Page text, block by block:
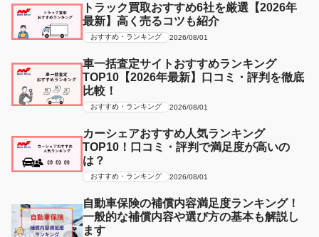
トラック買取おすすめ6社を厳選【2026年
最新】高く売るコツも紹介
おすすめ・ランキング 2026/08/01
車一括査定サイトおすすめランキング
TOP10【2026年最新】口コミ・評判を徹底
比較！
おすすめ・ランキング 2026/08/01
カーシェアおすすめ人気ランキング
TOP10！口コミ・評判で満足度が高いの
は？
おすすめ・ランキング 2026/08/01
自動車保険の補償内容満足度ランキング！
一般的な補償内容や選び方の基本も解説し
ます